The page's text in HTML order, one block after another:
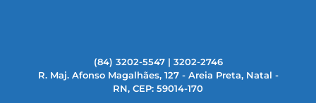
(84) 3202-5547 | 3202-2746
R. Maj. Afonso Magalhães, 127 - Areia Preta, Natal -
RN, CEP: 59014-170